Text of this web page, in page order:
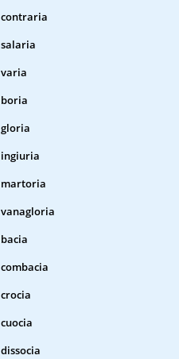
contraria
salaria
varia
boria
gloria
ingiuria
martoria
vanagloria
bacia
combacia
crocia
cuocia
dissocia